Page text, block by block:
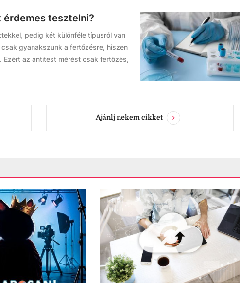
tesztelni?
pedig két különféle típusról van
gyanakszunk a fertőzésre, hiszen
Ezért az antitest mérést csak fertőzés,
Ajánlj nekem cikket